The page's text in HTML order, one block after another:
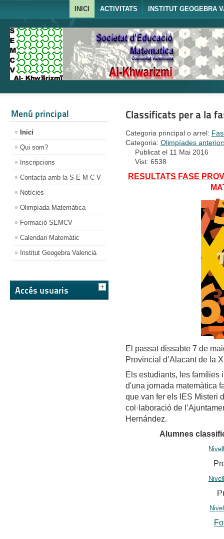
INICI ACTIVITATS INSTITUT GEOGEBRA
Menú principal
Inici
Qui som?
Inscripcions
Contacta amb la S E M C V
Notícies
Olimpíada Matemàtica
Formació SEMCV
Calendari Matemàtic
Institut Geogebra Valencià
Accés usuaris
Classificats per a la
Categoria principal o arrel:
Categoria: Olimpíades
Publicat el 11 Mai 2016
Vist: 6538
RESULTATS FASE
El passat dissabte 7 de
Provincial d’Alacant de la
Els estudiants, les famílies
d'una jornada matemàtica
que van fer els IES Misteri
col·laboració de
Hernández.
Alumnes